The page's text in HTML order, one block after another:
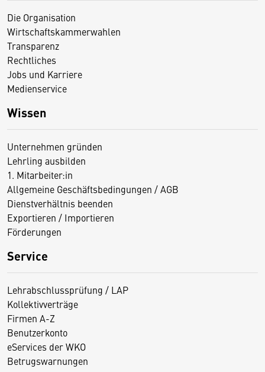
Die Organisation
Wirtschaftskammerwahlen
Transparenz
Rechtliches
Jobs und Karriere
Medienservice
Wissen
Unternehmen gründen
Lehrling ausbilden
1. Mitarbeiter:in
Allgemeine Geschäftsbedingungen / AGB
Dienstverhältnis beenden
Exportieren / Importieren
Förderungen
Service
Lehrabschlussprüfung / LAP
Kollektivverträge
Firmen A-Z
Benutzerkonto
eServices der WKO
Betrugswarnungen